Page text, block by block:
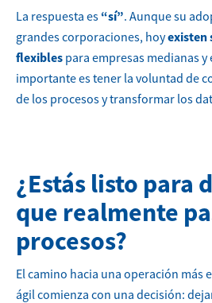
La respuesta es “sí”. Aunque su
grandes corporaciones, hoyexisten
flexibles para empresas medianas
importante es tener la voluntad de
de los procesos y transformar los
¿Estás listo para
que realmente
procesos?
El camino hacia una operación más
ágil comienza con una decisión: